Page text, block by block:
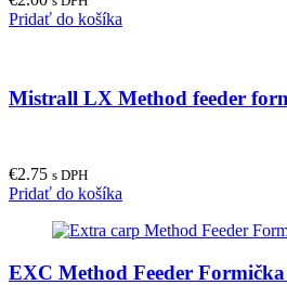
Pridať do košíka
Mistrall LX Method feeder
€2.75 s DPH
Pridať do košíka
EXC Method Feeder